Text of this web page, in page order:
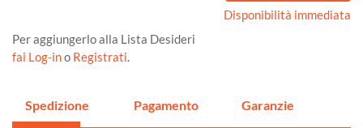
Disponibilità immediata
Per aggiungerlo alla Lista Desideri
fai Log-ino Registrati.
Spedizione Pagamento Garanzie